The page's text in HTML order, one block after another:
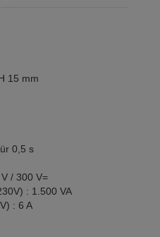
15 mm
0,5 s
/ 300 V=
: 1.500 VA
: 6 A